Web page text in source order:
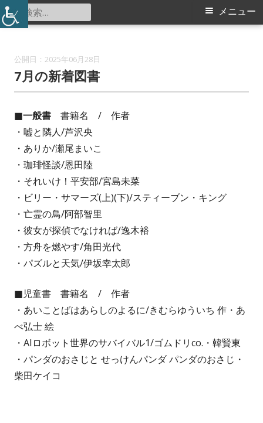
コ
ン
北山田地区センター
メ
メニュー
検
索:
2025年06月28日
7月の新着図書
■一般書 書籍名 / 作者
・嘘と隣人/芦沢央
・ありか/瀬尾まいこ
・珈琲怪談/恩田陸
・それいけ！平安部/宮島未菜
・ビリー・サマーズ(上)(下)/スティーブン・キング
・亡霊の鳥/阿部智里
・彼女が探偵でなければ/逸木裕
・方舟を燃やす/角田光代
・パズルと天気/伊坂幸太郎
■児童書 書籍名 / 作者
・あいことばはあらしのよるに/きむらゆういち 作・あ
べ弘士 絵
・AIロボット世界のサバイバル1/ゴムドリco.・韓賢東
・パンダのおさじと せっけんパンダ パンダのおさじ・
柴田ケイコ